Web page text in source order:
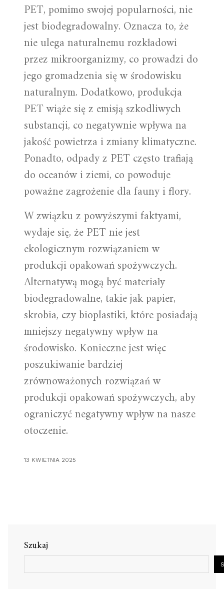
PET, pomimo swojej popularności, nie
jest biodegradowalny. Oznacza to, że
nie ulega naturalnemu rozkładowi
przez mikroorganizmy, co prowadzi do
jego gromadzenia się w środowisku
naturalnym. Dodatkowo, produkcja
PET wiąże się z emisją szkodliwych
substancji, co negatywnie wpływa na
jakość powietrza i zmiany klimatyczne.
Ponadto, odpady z PET często trafiają
do oceanów i ziemi, co powoduje
poważne zagrożenie dla fauny i flory.
W związku z powyższymi faktyami,
wydaje się, że PET nie jest
ekologicznym rozwiązaniem w
produkcji opakowań spożywczych.
Alternatywą mogą być materiały
biodegradowalne, takie jak papier,
skrobia, czy bioplastiki, które posiadają
mniejszy negatywny wpływ na
środowisko. Konieczne jest więc
poszukiwanie bardziej
zrównoważonych rozwiązań w
produkcji opakowań spożywczych, aby
ograniczyć negatywny wpływ na nasze
otoczenie.
13 KWIETNIA 2025
Szukaj